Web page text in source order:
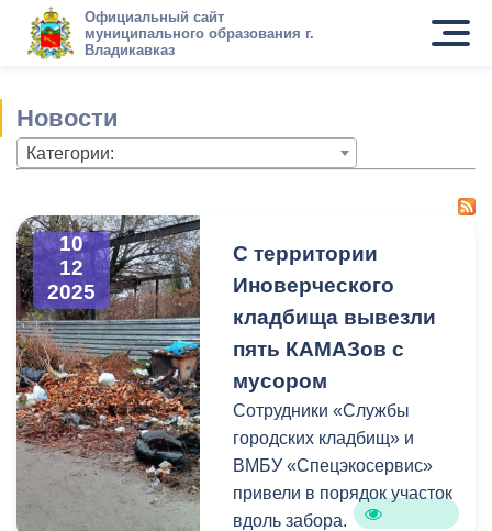
Официальный сайт
муниципального образования г.
Владикавказ
Новости
Категории:
10
12
2025
С территории
Иноверческого
кладбища вывезли
пять КАМАЗов с
мусором
Сотрудники «Службы
городских кладбищ» и
ВМБУ «Спецэкосервис»
привели в порядок участок
вдоль забора.